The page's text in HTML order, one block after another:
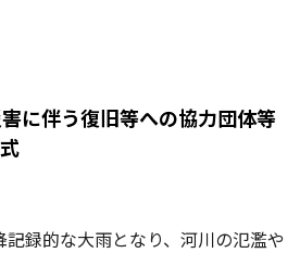
に伴う復旧等への協力団体等
録的な大雨となり、河川の氾濫や